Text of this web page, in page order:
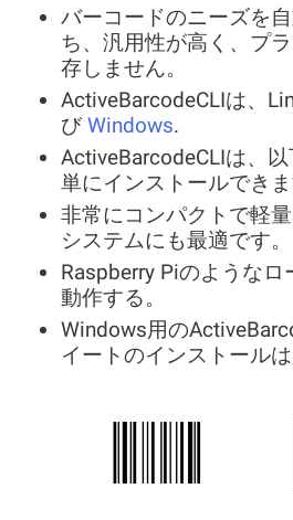
バーコードのニーズを
ち、汎用性が高く、プ
存しません。
ActiveBarcodeCLIは、
びWindows.
ActiveBarcodeCLIは、
単にインストールできま
非常にコンパクトで軽
システムにも最適です。
Raspberry Piのような
動作する。
Windows用の
イートのインストール